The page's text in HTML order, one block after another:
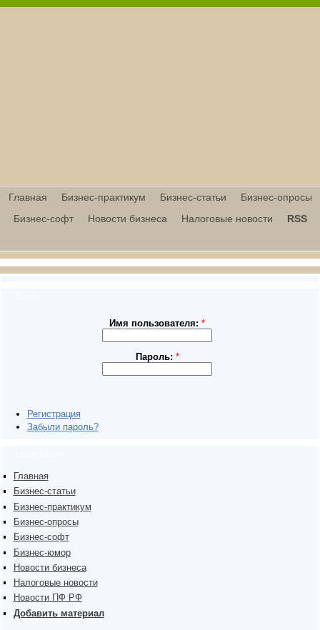
Главная Бизнес-практикум Бизнес-статьи
Бизнес-опросы
Бизнес-софт
Новости бизнеса Налоговые новости RSS
Имя пользователя:*
Пароль: *
Регистрация
Забыли пароль?
Главная
Бизнес-статьи
Бизнес-практикум
Бизнес-опросы
Бизнес-софт
Бизнес-юмор
Новости бизнеса
Налоговые новости
Новости ПФ РФ
Добавить материал